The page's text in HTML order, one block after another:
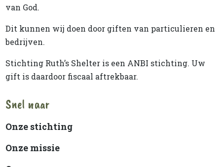
van God.
Dit kunnen wij doen door giften van particulieren en
bedrijven.
Stichting Ruth’s Shelter is een ANBI stichting. Uw
gift is daardoor fiscaal aftrekbaar.
Snel naar
Onze stichting
Onze missie